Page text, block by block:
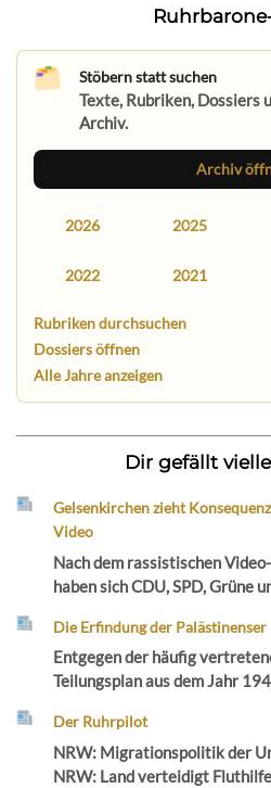
Stöbern statt suchen
Texte, Rubriken, Dossiers
Archiv.
Archiv
2026 2025
2022 2021
Rubriken durchsuchen
Dossiers öffnen
Alle Jahre anzeigen
Dir gefällt
Gelsenkirchen zieht
Video
Nach dem rassistischen
haben sich CDU, SPD, Grüne
Die Erfindung der Palästinenser
Entgegen der häufig
Teilungsplan aus dem Jahr
Der Ruhrpilot
NRW: Migrationspolitik der
NRW: Land verteidigt